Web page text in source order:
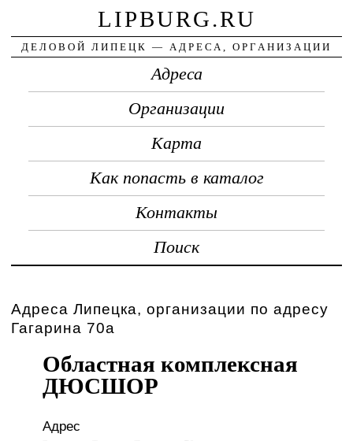
LIPBURG.RU
ДЕЛОВОЙ ЛИПЕЦК — АДРЕСА, ОРГАНИЗАЦИИ
Адреса
Организации
Карта
Как попасть в каталог
Контакты
Поиск
Адреса Липецка, организации по адресу
Гагарина 70а
Областная комплексная
ДЮСШОР
Адрес